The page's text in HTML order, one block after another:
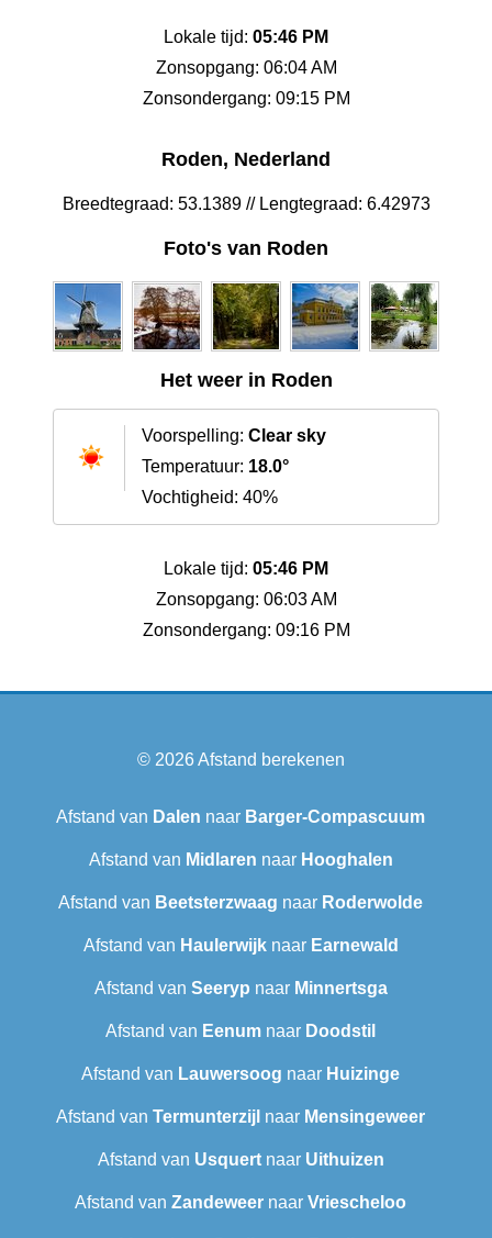
Lokale tijd: 05:46 PM
Zonsopgang: 06:04 AM
Zonsondergang: 09:15 PM
Roden, Nederland
Breedtegraad: 53.1389 // Lengtegraad: 6.42973
Foto's van Roden
Het weer in Roden
Voorspelling: Clear sky
Temperatuur: 18.0°
Vochtigheid: 40%
Lokale tijd: 05:46 PM
Zonsopgang: 06:03 AM
Zonsondergang: 09:16 PM
© 2026Afstand berekenen
Afstand van Dalen naar Barger-Compascuum
Afstand van Midlaren naar Hooghalen
Afstand van Beetsterzwaag naar Roderwolde
Afstand van Haulerwijknaar Earnewald
Afstand van Seeryp naar Minnertsga
Afstand van Eenum naar Doodstil
Afstand van Lauwersoog naar Huizinge
Afstand van Termunterzijl naar Mensingeweer
Afstand van Usquertnaar Uithuizen
Afstand van Zandeweer naar Vriescheloo